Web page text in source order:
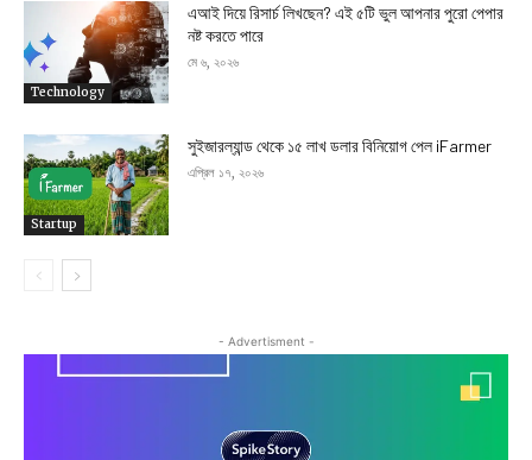
Technology
এআই দিয়ে রিসার্চ লিখছেন? এই ৫টি ভুল আপনার পুরো পেপার
নষ্ট করতে পারে
মে ৬, ২০২৬
Startup
সুইজারল্যান্ড থেকে ১৫ লাখ ডলার বিনিয়োগ পেল iFarmer
এপ্রিল ১৭, ২০২৬
- Advertisment -